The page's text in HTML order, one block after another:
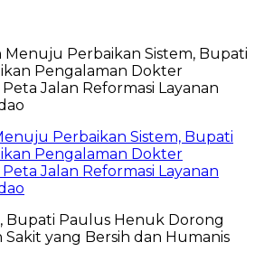
Perbaikan Sistem, Bupati
Pengalaman Dokter
Jalan Reformasi Layanan